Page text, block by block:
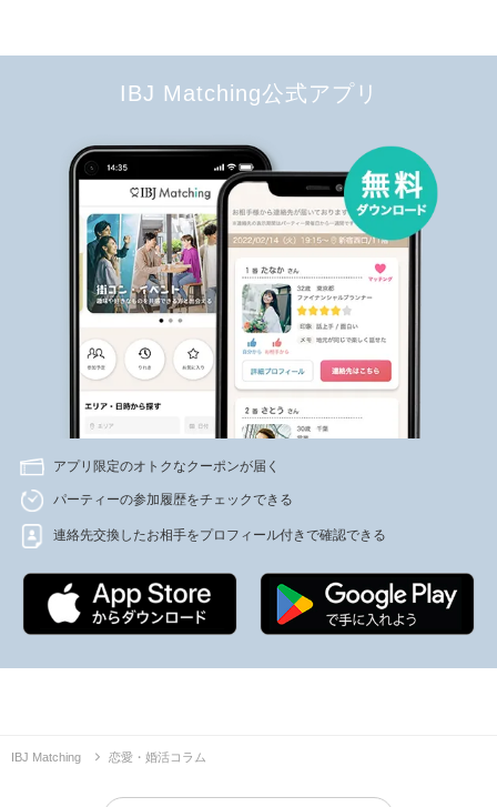
IBJ Matching公式アプリ
アプリ限定のオトクなクーポンが届く
パーティーの参加履歴をチェックできる
連絡先交換したお相手をプロフィール付きで確認できる
IBJ Matching 恋愛・婚活コラム